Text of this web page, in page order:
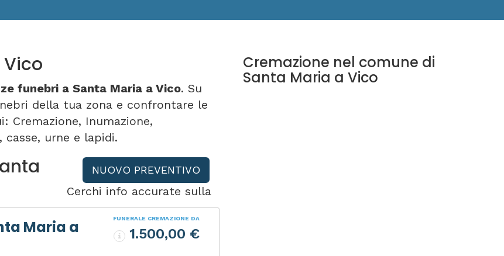
funebri a Santa Maria a Vico. Su
della tua zona e confrontare le
Cremazione, Inumazione,
urne e lapidi.
NUOVO PREVENTIVO
Maria a FUNERALE CREMAZIONE DA
1.500,00 €
Cerchi info accurate sulla
Cremazione nel comune di
Santa Maria a Vico